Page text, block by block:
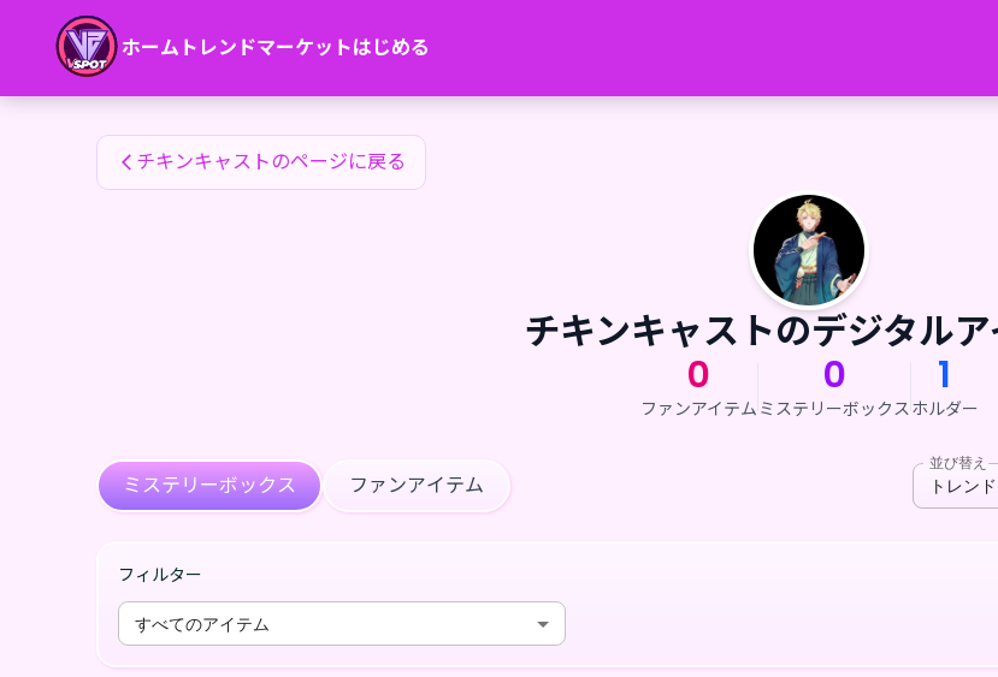
ホーム トレンドマーケットはじめる
チキンキャストのファンアイテム
チキンキャストのページに戻る
チキンキャストのデジタル
0
ファンアイテム
0
ミステリーボックス
1
ホルダー
ミステリーボックス ファンアイテム
並び替え
トレンド
フィルター
すべてのアイテム
チキンキャストのファンアイテム — 24karat